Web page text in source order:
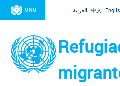
Jump to
ONU العربية 中文